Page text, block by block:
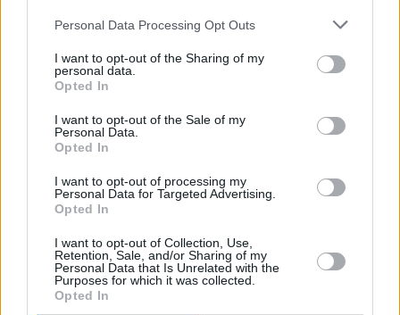
Personal Data Processing Opt Outs
I want to opt-out of the Sharing of my
personal data.
Opted In
I want to opt-out of the Sale of my
Personal Data.
Opted In
I want to opt-out of processing my
Personal Data for Targeted Advertising.
Opted In
I want to opt-out of Collection, Use,
Retention, Sale, and/or Sharing of my
Personal Data that Is Unrelated with the
Purposes for which it was collected.
Opted In
τους επί των Συνήθων Μετοχών υπό τη
μητρώο μελών της Εταιρίας (οι
«Εγγεγραμμένοι Μέτοχοι»), η Καταβολή
Μερίσματος θα πραγματοποιείται στους
Εγγεγραμμένους Μετόχους με τη μορφή
που θα αποσταλεί ταχυδρομικώς ή μέσω
ηλεκτρονικής μεταφοράς απευθείας.